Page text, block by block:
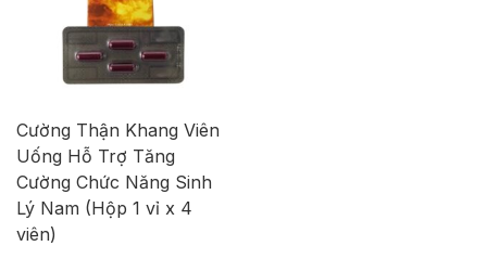
Cường Thận Khang Viên
Uống Hỗ Trợ Tăng
Cường Chức Năng Sinh
Lý Nam (Hộp 1 vỉ x 4
viên)